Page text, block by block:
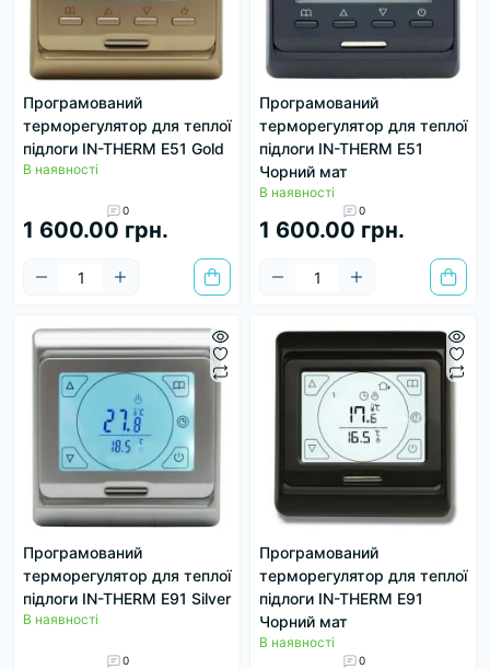
Програмований
терморегулятор для теплої
підлоги IN-THERM E51 Gold
В наявності
0
1 600.00 грн.
Програмований
терморегулятор для теплої
підлоги IN-THERM E51
Чорний мат
В наявності
0
1 600.00 грн.
Програмований
терморегулятор для теплої
підлоги IN-THERM E91 Silver
В наявності
0
Програмований
терморегулятор для теплої
підлоги IN-THERM E91
Чорний мат
В наявності
0